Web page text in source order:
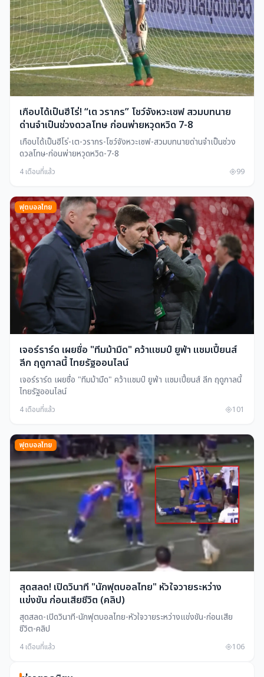
เกือบได้เป็นฮีโร่! “เต วรากร” โชว์จังหวะเซฟ สวมบทนาย
ด่านจำเป็นช่วงดวลโทษ ก่อนพ่ายหวุดหวิด 7-8
เกือบได้เป็นฮีโร่-เต-วรากร-โชว์จังหวะเซฟ-สวมบทนายด่านจำเป็นช่วง
ดวลโทษ-ก่อนพ่ายหวุดหวิด-7-8
4 เดือนที่แล้ว 99
ฟุตบอลไทย
เจอร์ราร์ด เผยชื่อ "ทีมม้ามืด" คว้าแชมป์ ยูฟ่า แชมเปี้ยนส์
ลีก ฤดูกาลนี้ ไทยรัฐออนไลน์
เจอร์ราร์ด เผยชื่อ "ทีมม้ามืด" คว้าแชมป์ ยูฟ่า แชมเปี้ยนส์ ลีก ฤดูกาลนี้
ไทยรัฐออนไลน์
4 เดือนที่แล้ว 101
ฟุตบอลไทย
สุดสลด! เปิดวินาที "นักฟุตบอลไทย" หัวใจวายระหว่าง
แข่งขัน ก่อนเสียชีวิต (คลิป)
สุดสลด-เปิดวินาที-นักฟุตบอลไทย-หัวใจวายระหว่างแข่งขัน-ก่อนเสีย
ชีวิต-คลิป
4 เดือนที่แล้ว 106